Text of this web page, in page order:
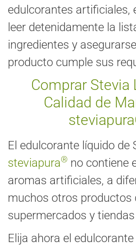
edulcorantes artificiales,
leer detenidamente la
ingredientes y
producto cumple sus
Comprar Stevia
Calidad de
El edulcorante líquido de
steviapura® no contiene
aromas artificiales, a
muchos otros productos
supermercados y tiendas
Elija ahora el